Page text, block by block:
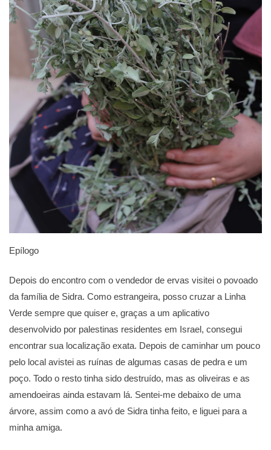
Epílogo
Depois do encontro com o vendedor de ervas visitei o povoado
da família de Sidra. Como estrangeira, posso cruzar a Linha
Verde sempre que quiser e, graças a um aplicativo
desenvolvido por palestinas residentes em Israel, consegui
encontrar sua localização exata. Depois de caminhar um pouco
pelo local avistei as ruínas de algumas casas de pedra e um
poço. Todo o resto tinha sido destruído, mas as oliveiras e as
amendoeiras ainda estavam lá. Sentei-me debaixo de uma
árvore, assim como a avó de Sidra tinha feito, e liguei para a
minha amiga.